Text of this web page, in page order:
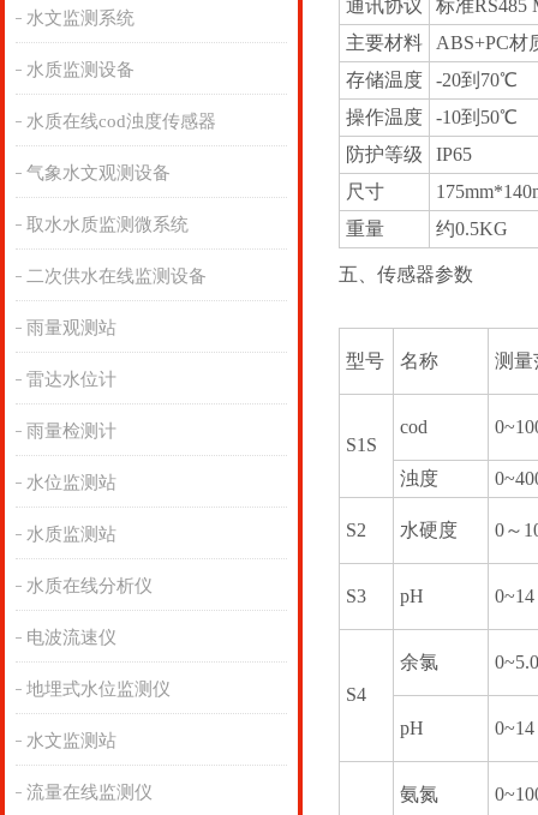
水文监测系统
水质监测设备
水质在线cod浊度传感器
气象水文观测设备
取水水质监测微系统
二次供水在线监测设备
雨量观测站
雷达水位计
雨量检测计
水位监测站
水质监测站
水质在线分析仪
电波流速仪
地埋式水位监测仪
水文监测站
流量在线监测仪
通讯协议
标准RS485
主要材料
ABS+PC材
存储温度
-20到70℃
操作温度
-10到50℃
防护等级
IP65
尺寸
重量
约0.5KG
五、传感器参数
型号 名称 测量
S1S
cod
浊度
S2 水硬度 0～
S3 pH
S4
余氯
pH
氨氮